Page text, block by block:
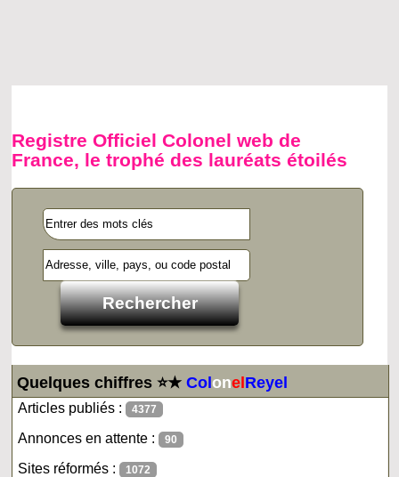
Registre Officiel Colonel web de
France, le trophé des lauréats étoilés
Quelques chiffres ⭐★ColonelReyel
Articles publiés : 4377
Annonces en attente : 90
Sites réformés : 1072